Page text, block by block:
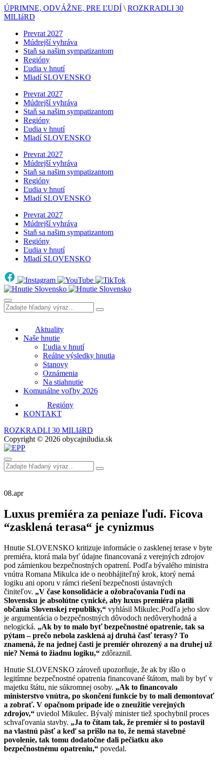
ÚPRIMNE, ODVÁŽNE, PRE ĽUDÍ \ ROZKRADLI 30
MILIáRD
Prevrat 2027
Múdrejší vyhráva
Staň sa našim sympatizantom
Regióny
Ľudia v hnutí
Mladí SLOVENSKO
Prevrat 2027
Múdrejší vyhráva
Staň sa našim sympatizantom
Regióny
Ľudia v hnutí
Mladí SLOVENSKO
Prevrat 2027
Múdrejší vyhráva
Staň sa našim sympatizantom
Regióny
Ľudia v hnutí
Mladí SLOVENSKO
Prevrat 2027
Múdrejší vyhráva
Staň sa našim sympatizantom
Regióny
Ľudia v hnutí
Mladí SLOVENSKO
Aktuality
Naše hnutie
Ľudia v hnutí
Reálne výsledky hnutia
Stanovy
Oznámenia
Na stiahnutie
Komunálne voľby 2026
Regióny
KONTAKT
ROZKRADLI 30 MILIáRD
Copyright © 2026 obycajniludia.sk
08.apr
Luxus premiéra za peniaze ľudí. Ficova
“zasklená terasa“ je cynizmus
Hnutie SLOVENSKO kritizuje informácie o zasklenej terase v byte
premiéra, ktorá mala byť údajne financovaná z verejných zdrojov
pod zámienkou bezpečnostných opatrení. Podľa bývalého ministra
vnútra Romana Mikulca ide o neobhájiteľný krok, ktorý nemá
logiku ani oporu v rámci riešení bezpečnosti ústavných
činiteľov. „V čase konsolidácie a ožobračovania ľudí na
Slovensku je absolútne cynické, aby luxus premiéra platili
občania Slovenskej republiky,“ vyhlásil Mikulec.Podľa jeho slov
je argumentácia o bezpečnostných dôvodoch nedôveryhodná a
nelogická. „Ak by to malo byť bezpečnostné opatrenie, tak sa
pýtam – prečo nebola zasklená aj druhá časť terasy? To
znamená, že na jednej časti je premiér ohrozený a na druhej už
nie? Nemá to žiadnu logiku,“ zdôraznil.
Hnutie SLOVENSKO zároveň upozorňuje, že ak by išlo o
legitímne bezpečnostné opatrenia financované štátom, mali by byť v
majetku štátu, nie súkromnej osoby. „Ak to financovalo
ministerstvo vnútra, po skončení funkcie by to mali demontovať
a zobrať. V opačnom prípade ide o zneužitie verejných
zdrojov,“ uviedol Mikulec. Bývalý minister tiež spochybnil proces
schvaľovania stavby. „Ja to čítam tak, že premiér si to postavil
na vlastnú päsť a keď sa prišlo na to, že nemá stavebné
povolenie, tak tomu dodatočne dali pečiatku ako
bezpečnostnému opatreniu,“ povedal.